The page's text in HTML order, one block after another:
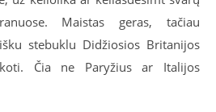
Maistas geras, tačiau
stebuklu Didžiosios Britanijos
Čia ne Paryžius ar Italijos